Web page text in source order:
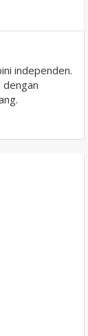
independen.
dengan